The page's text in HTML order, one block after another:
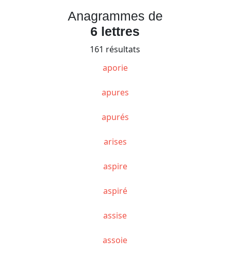
Anagrammes de
6 lettres
161 résultats
aporie
apures
apurés
arises
aspire
aspiré
assise
assoie